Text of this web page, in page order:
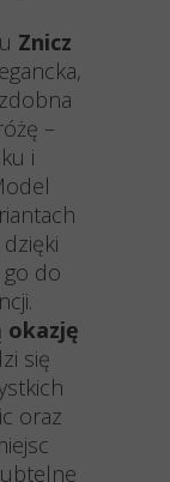
Znicz
–
i
do
okazję
się
oraz